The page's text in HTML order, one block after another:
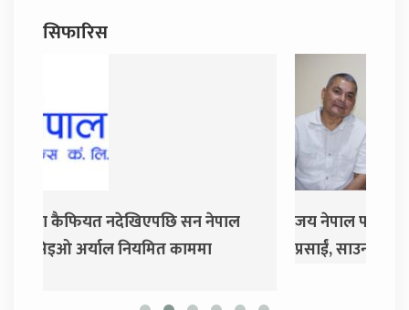
सिफारिस
जय नेपाल पार्टी खोल्दै धवल शम्शेर र दुर्गा
प्रसाईं, साउन २८ गते निर्वाचन आयोग जाने